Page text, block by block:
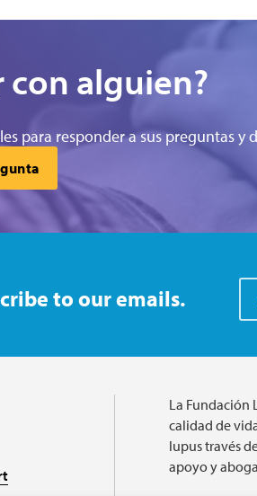
con alguien?
para responder a sus preguntas y
to our emails.
La Fundación
calidad de
lupus través
apoyo y